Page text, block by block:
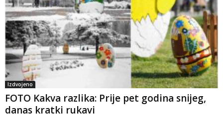
Izdvojeno
FOTO Kakva razlika: Prije pet godina snijeg,
danas kratki rukavi